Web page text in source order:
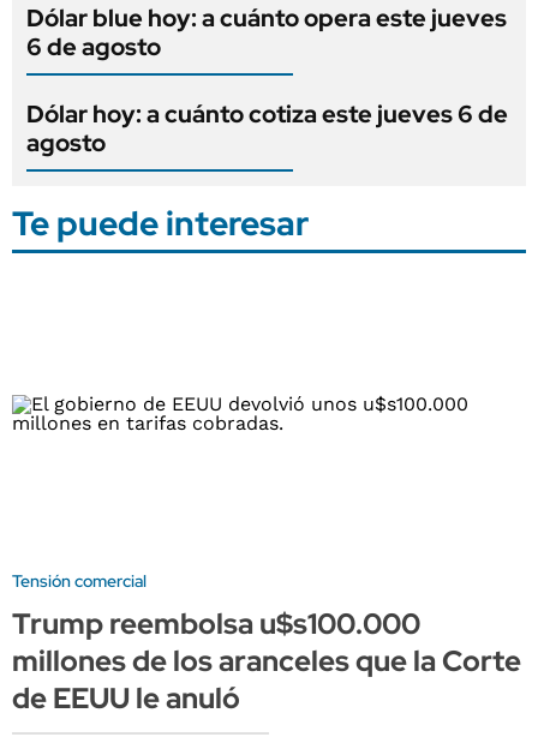
Dólar blue hoy: a cuánto opera este jueves
6 de agosto
Dólar hoy: a cuánto cotiza este jueves 6 de
agosto
Te puede interesar
Tensión comercial
Trump reembolsa u$s100.000
millones de los aranceles que la Corte
de EEUU le anuló